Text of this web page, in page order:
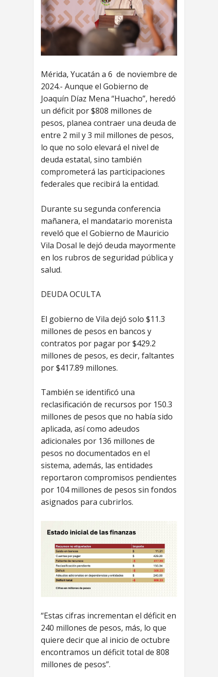
Mérida, Yucatán a 6 de noviembre de
2024.- Aunque el Gobierno de
Joaquín Díaz Mena “Huacho”, heredó
un déficit por $808 millones de
pesos, planea contraer una deuda de
entre 2 mil y 3 mil millones de pesos,
lo que no solo elevará el nivel de
deuda estatal, sino también
comprometerá las participaciones
federales que recibirá la entidad.
Durante su segunda conferencia
mañanera, el mandatario morenista
reveló que el Gobierno de Mauricio
Vila Dosal le dejó deuda mayormente
en los rubros de seguridad pública y
salud.
DEUDA OCULTA
El gobierno de Vila dejó solo $11.3
millones de pesos en bancos y
contratos por pagar por $429.2
millones de pesos, es decir, faltantes
por $417.89 millones.
También se identificó una
reclasificación de recursos por 150.3
millones de pesos que no había sido
aplicada, así como adeudos
adicionales por 136 millones de
pesos no documentados en el
sistema, además, las entidades
reportaron compromisos pendientes
por 104 millones de pesos sin fondos
asignados para cubrirlos.
“Estas cifras incrementan el déficit en
240 millones de pesos, más, lo que
quiere decir que al inicio de octubre
encontramos un déficit total de 808
millones de pesos”.